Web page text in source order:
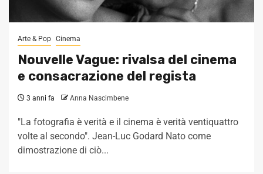
Arte & Pop Cinema
Nouvelle Vague: rivalsa del cinema
e consacrazione del regista
3 anni fa Anna Nascimbene
"La fotografia è verità e il cinema è verità ventiquattro
volte al secondo". Jean-Luc Godard Nato come
dimostrazione di ciò...